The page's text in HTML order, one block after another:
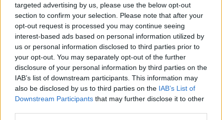
targeted advertising by us, please use the below opt-out
section to confirm your selection. Please note that after your
opt-out request is processed you may continue seeing
interest-based ads based on personal information utilized by
us or personal information disclosed to third parties prior to
your opt-out. You may separately opt-out of the further
disclosure of your personal information by third parties on the
IAB’s list of downstream participants. This information may
also be disclosed by us to third parties on the IAB’s List of
Downstream Participants that may further disclose it to other
LP DRUŻYNA M PKT GOLE
punkty · zwycięstwo porażka
LKS Hucina - strzelcy bramek
LP. PIŁKARZ BRAMKI
Brak statystyk